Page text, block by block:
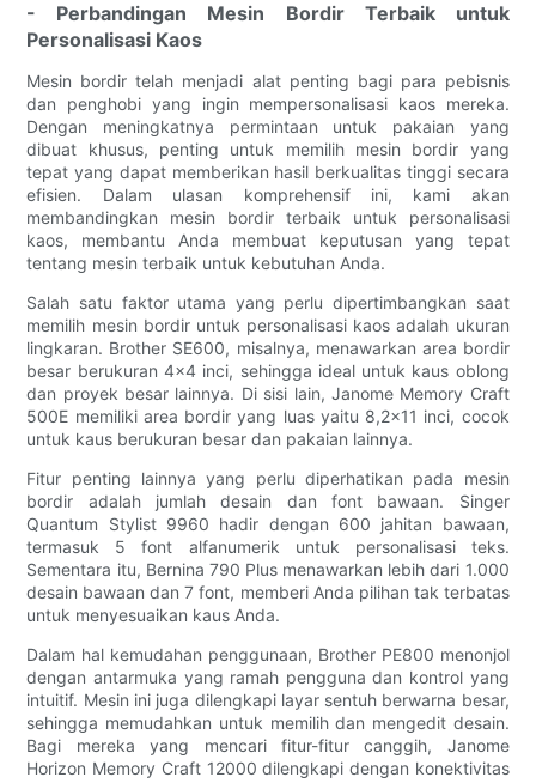
- Perbandingan Mesin Bordir Terbaik untuk
Personalisasi Kaos
Mesin bordir telah menjadi alat penting bagi para pebisnis
dan penghobi yang ingin mempersonalisasi kaos mereka.
Dengan meningkatnya permintaan untuk pakaian yang
dibuat khusus, penting untuk memilih mesin bordir yang
tepat yang dapat memberikan hasil berkualitas tinggi secara
efisien. Dalam ulasan komprehensif ini, kami akan
membandingkan mesin bordir terbaik untuk personalisasi
kaos, membantu Anda membuat keputusan yang tepat
tentang mesin terbaik untuk kebutuhan Anda.
Salah satu faktor utama yang perlu dipertimbangkan saat
memilih mesin bordir untuk personalisasi kaos adalah ukuran
lingkaran. Brother SE600, misalnya, menawarkan area bordir
besar berukuran 4x4 inci, sehingga ideal untuk kaus oblong
dan proyek besar lainnya. Di sisi lain, Janome Memory Craft
500E memiliki area bordir yang luas yaitu 8,2x11 inci, cocok
untuk kaus berukuran besar dan pakaian lainnya.
Fitur penting lainnya yang perlu diperhatikan pada mesin
bordir adalah jumlah desain dan font bawaan. Singer
Quantum Stylist 9960 hadir dengan 600 jahitan bawaan,
termasuk 5 font alfanumerik untuk personalisasi teks.
Sementara itu, Bernina 790 Plus menawarkan lebih dari 1.000
desain bawaan dan 7 font, memberi Anda pilihan tak terbatas
untuk menyesuaikan kaus Anda.
Dalam hal kemudahan penggunaan, Brother PE800 menonjol
dengan antarmuka yang ramah pengguna dan kontrol yang
intuitif. Mesin ini juga dilengkapi layar sentuh berwarna besar,
sehingga memudahkan untuk memilih dan mengedit desain.
Bagi mereka yang mencari fitur-fitur canggih, Janome
Horizon Memory Craft 12000 dilengkapi dengan konektivitas